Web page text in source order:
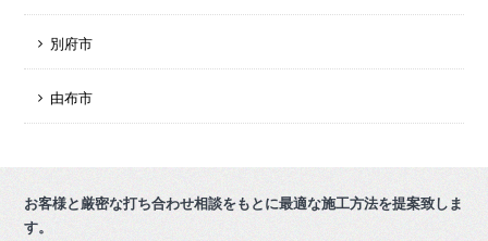
別府市
由布市
お客様と厳密な打ち合わせ相談をもとに最適な施工方法を提案致しま
す。